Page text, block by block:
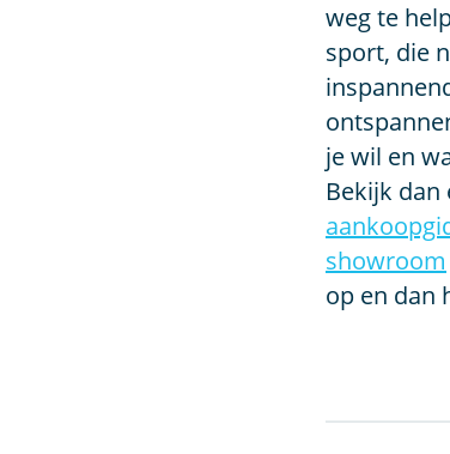
weg te
sport, die
je wil en
Bekijk dan
showroom
op en dan